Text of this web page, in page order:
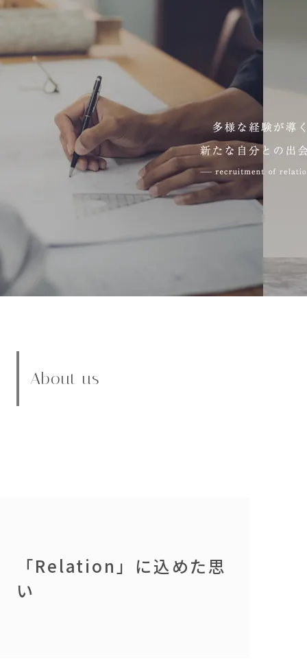
About us
「Relation」に込めた思
い